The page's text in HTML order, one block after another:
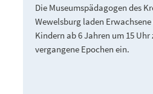
Die Museumspädagogen des
Wewelsburg laden
Kindern ab 6 Jahren um 15
vergangene Epochen ein.